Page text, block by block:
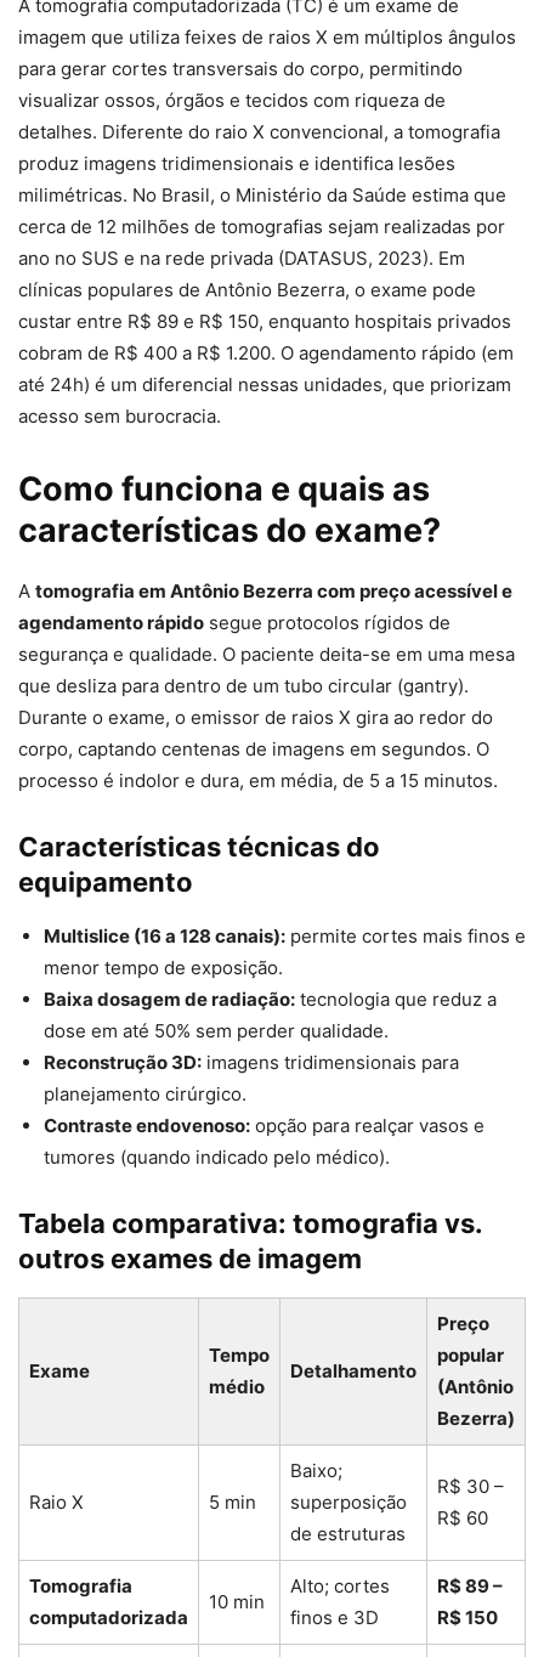
A tomografia computadorizada (TC) é um exame de
imagem que utiliza feixes de raios X em múltiplos ângulos
para gerar cortes transversais do corpo, permitindo
visualizar ossos, órgãos e tecidos com riqueza de
detalhes. Diferente do raio X convencional, a tomografia
produz imagens tridimensionais e identifica lesões
milimétricas. No Brasil, o Ministério da Saúde estima que
cerca de 12 milhões de tomografias sejam realizadas por
ano no SUS e na rede privada (DATASUS, 2023). Em
clínicas populares de Antônio Bezerra, o exame pode
custar entre R$ 89 e R$ 150, enquanto hospitais privados
cobram de R$ 400 a R$ 1.200. O agendamento rápido (em
até 24h) é um diferencial nessas unidades, que priorizam
acesso sem burocracia.
Como funciona e quais as
características do exame?
A tomografia em Antônio Bezerra com preço acessível e
agendamento rápido segue protocolos rígidos de
segurança e qualidade. O paciente deita-se em uma mesa
que desliza para dentro de um tubo circular (gantry).
Durante o exame, o emissor de raios X gira ao redor do
corpo, captando centenas de imagens em segundos. O
processo é indolor e dura, em média, de 5 a 15 minutos.
Características técnicas do
equipamento
Multislice (16 a 128 canais): permite cortes mais finos e
menor tempo de exposição.
Baixa dosagem de radiação: tecnologia que reduz a
dose em até 50% sem perder qualidade.
Reconstrução 3D: imagens tridimensionais para
planejamento cirúrgico.
Contraste endovenoso: opção para realçar vasos e
tumores (quando indicado pelo médico).
Tabela comparativa: tomografia vs.
outros exames de imagem
Exame
Tempo
médio
Detalhamento
Preço
popular
(Antônio
Bezerra)
Raio X 5 min
Baixo;
superposição
de estruturas
R$ 30 –
R$ 60
Tomografia
computadorizada
10 min
Alto; cortes
finos e 3D
R$ 89 –
R$ 150